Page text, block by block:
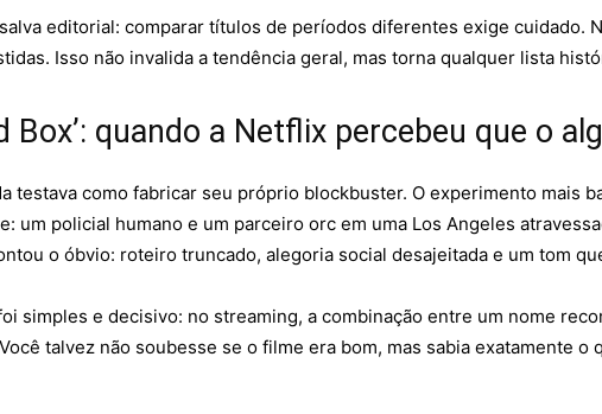
editorial: comparar títulos de períodos diferentes exige
Isso não invalida a tendência geral, mas torna qualquer lista
Box’: quando a Netflix percebeu que
testava como fabricar seu próprio blockbuster. O experimento mais
um policial humano e um parceiro orc em uma Los Angeles
o óbvio: roteiro truncado, alegoria social desajeitada e um tom
simples e decisivo: no streaming, a combinação entre um nome
talvez não soubesse se o filme era bom, mas sabia exatamente